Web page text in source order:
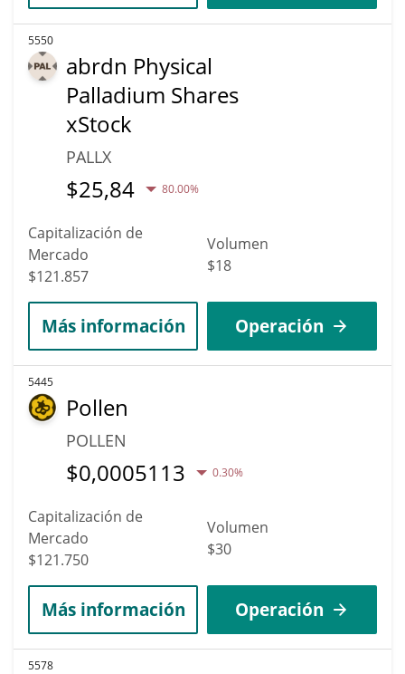
5550
abrdn Physical
Palladium Shares
xStock
PALLX
$25,84 80.00%
Capitalización de
Mercado
$121.857
Volumen
$18
Más información Operación
5445
Pollen
POLLEN
$0,0005113 0.30%
Capitalización de
Mercado
$121.750
Volumen
$30
Más información Operación
5578